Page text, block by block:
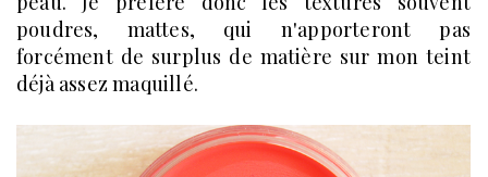
poudres, mattes, qui n'apporteront pas
forcément de surplus de matière sur mon teint
déjà assez maquillé.